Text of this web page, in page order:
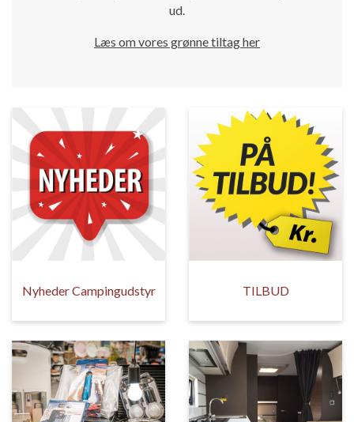
ud.
Læs om vores grønne tiltag her
Nyheder Campingudstyr TILBUD